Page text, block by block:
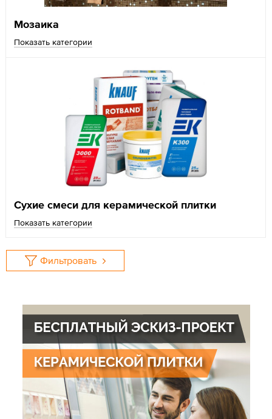
Мозаика
Показать категории
Сухие смеси для керамической плитки
Показать категории
Фильтровать